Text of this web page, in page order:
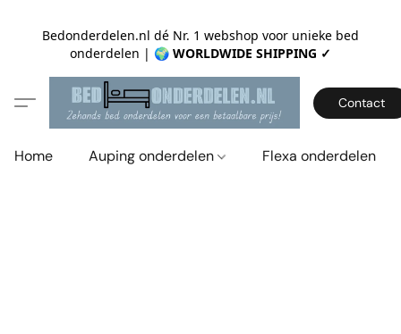
Bedonderdelen.nl dé Nr. 1 webshop voor unieke bed
onderdelen | 🌍 WORLDWIDE SHIPPING ✓
Contact
Home Auping onderdelen Flexa onderdelen